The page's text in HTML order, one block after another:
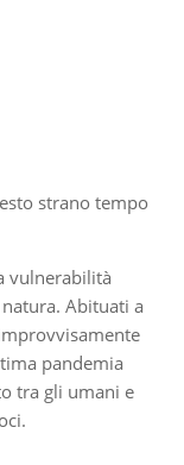
strano tempo
vulnerabilità
Abituati a
pandemia
tra gli umani e